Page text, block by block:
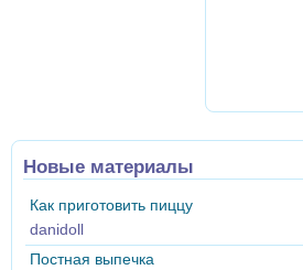
Новые материалы
Как приготовить пиццу
danidoll
Постная выпечка